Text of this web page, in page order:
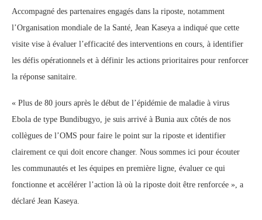
Accompagné des partenaires engagés dans la riposte, notamment
l’Organisation mondiale de la Santé, Jean Kaseya a indiqué que cette
visite vise à évaluer l’efficacité des interventions en cours, à identifier
les défis opérationnels et à définir les actions prioritaires pour renforcer
la réponse sanitaire.
« Plus de 80 jours après le début de l’épidémie de maladie à virus
Ebola de type Bundibugyo, je suis arrivé à Bunia aux côtés de nos
collègues de l’OMS pour faire le point sur la riposte et identifier
clairement ce qui doit encore changer. Nous sommes ici pour écouter
les communautés et les équipes en première ligne, évaluer ce qui
fonctionne et accélérer l’action là où la riposte doit être renforcée », a
déclaré Jean Kaseya.